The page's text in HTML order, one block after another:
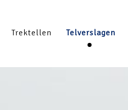
Trektellen Telverslagen